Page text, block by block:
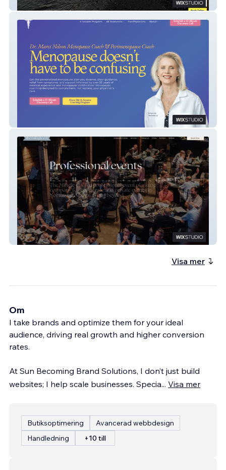
Sage Med Clinic
The Mingle Co.
Visa mer
Om
I take brands and optimize them for your ideal
audience, driving real growth and higher conversion
rates.
At Sun Becoming Brand Solutions, I don’t just build
websites; I help scale businesses. Specia... Visa mer
Butiksoptimering
Avancerad webbdesign
Handledning
+10 till